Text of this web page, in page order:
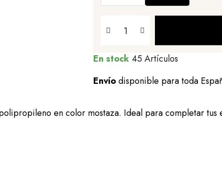
En stock 45 Artículos
Envío disponible para toda
en color mostaza. Ideal para completar